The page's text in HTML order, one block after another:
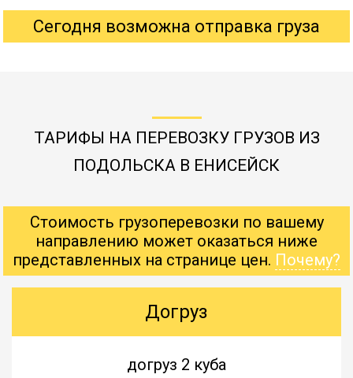
Сегодня возможна отправка груза
ТАРИФЫ НА ПЕРЕВОЗКУ ГРУЗОВ ИЗ
ПОДОЛЬСКА В ЕНИСЕЙСК
Стоимость грузоперевозки по вашему
направлению может оказаться ниже
представленных на странице цен. Почему?
Догруз
догруз 2 куба